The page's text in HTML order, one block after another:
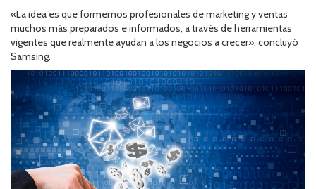
«La idea es que formemos profesionales de marketing y ventas
muchos más preparados e informados, a través de herramientas
vigentes que realmente ayudan a los negocios a crecer», concluyó
Samsing.